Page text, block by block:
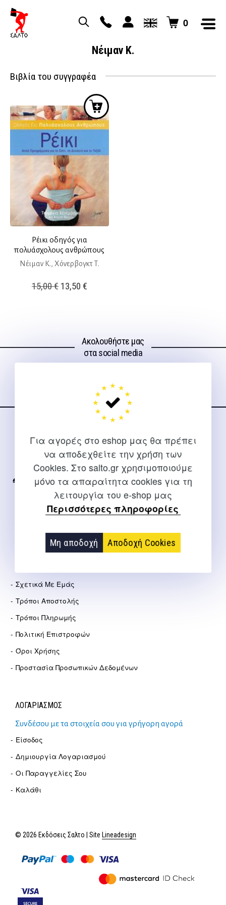
Για αγορές στο eshop μας θα πρέπει
να αποδεχθείτε την χρήση των
Cookies. Στο salto.gr χρησιμοποιούμε
μόνο τα απαραίτητα cookies για τη
λειτουργία του e-shop μας
Περισσότερες πληροφορίες
Μη αποδοχή Αποδοχή Cookies
0
Νέιμαν Κ.
Βιβλία του συγγραφέα
Ρέικι οδηγός για
πολυάσχολους ανθρώπους
Νέιμαν Κ., Χόνερβογκτ Τ.
15,00€ Original
13,50 €Η
13,50 €.
Ακολουθήστε μας
στα social media
Για διευκρινίσεις και υποστήριξη παραγγελιών μέσω του
Internet
2310 267108
info@salto.gr
Σχετικά Με Εμάς
Τρόποι Αποστολής
Τρόποι Πληρωμής
Πολιτική Επιστροφών
Όροι Χρήσης
Προστασία Προσωπικών Δεδομένων
ΛΟΓΑΡΙΑΣΜΟΣ
Συνδέσου με τα στοιχεία σου για γρήγορη αγορά
Είσοδος
Δημιουργία Λογαριασμού
Οι Παραγγελίες Σου
Καλάθι
© 2026 Εκδόσεις Σαλτο | Site Lineadesign